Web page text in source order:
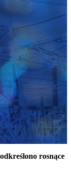
rosnące